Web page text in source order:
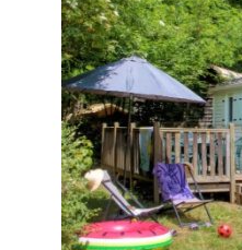
La Roque Gageac,
communes, dont
labellisées « Sites
par la Région